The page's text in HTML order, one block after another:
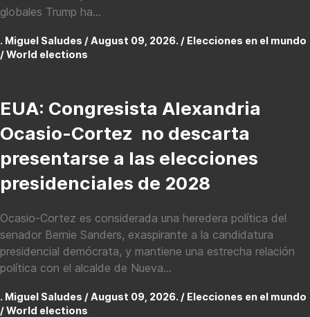
globales Trump ha...
. Miguel Saludes / August 09, 2026. / Elecciones en el mundo
/ World elections
EUA: Congresista Alexandria
Ocasio-Cortez no descarta
presentarse a las elecciones
presidenciales de 2028
Ocasio-Cortez es considerada una heredera política del
senador Bernie Sanders, exaspirante a la candidatura
presidencial demócrata, y mantiene una estrecha relación
política con el alcalde de Nueva...
. Miguel Saludes / August 09, 2026. / Elecciones en el mundo
/ World elections